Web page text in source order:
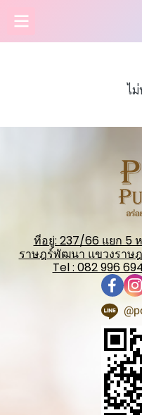
ไ
ที่อยู่: 237/66 แยก 5
ราษฎร์พัฒนา แขวงราษ
Tel : 082 996